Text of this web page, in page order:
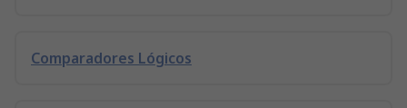
Comparadores Lógicos